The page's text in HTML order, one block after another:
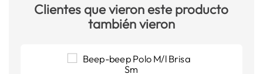
Clientes que vieron este producto
también vieron